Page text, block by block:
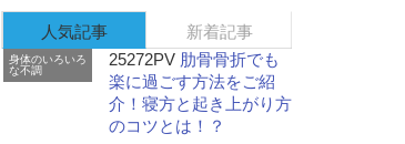
人気記事 新着記事
身体のいろいろ
な不調
25272PV 肋骨骨折でも
楽に過ごす方法をご紹
介！寝方と起き上がり方
のコツとは！？